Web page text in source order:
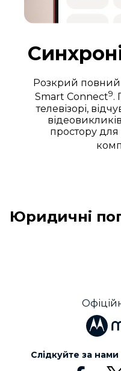
Розкрий повний
Smart Connect9.
телевізорі,
простору для
Юридичні
Слідкуйте за